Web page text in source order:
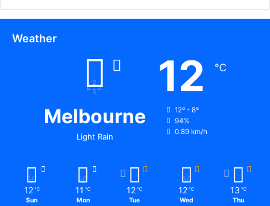
Weather
Melbourne
Light Rain
12 ℃
12º - 8º
94%
0.89 km/h
12 ℃
Sun
11 ℃
Mon
12 ℃
Tue
12 ℃
Wed
13 ℃
Thu